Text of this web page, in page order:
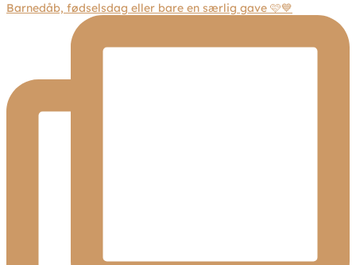
Barnedåb, fødselsdag eller bare en særlig gave 🩷💙